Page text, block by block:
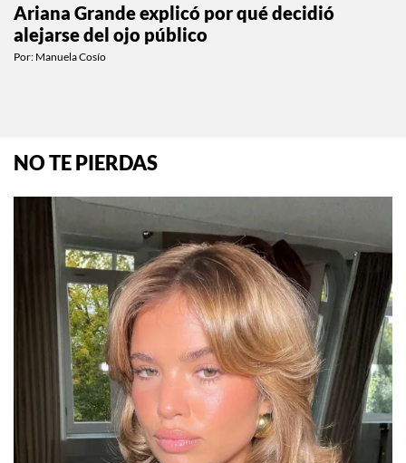
Ariana Grande explicó por qué decidió
alejarse del ojo público
Por: Manuela Cosío
NO TE PIERDAS